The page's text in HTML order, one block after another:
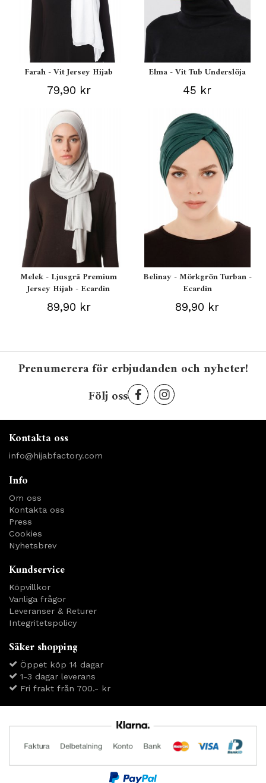
Farah - Vit Jersey Hijab
79,90 kr
Elma - Vit Tub Underslöja
45 kr
Melek - Ljusgrå Premium
Jersey Hijab - Ecardin
89,90 kr
Belinay - Mörkgrön Turban -
Ecardin
89,90 kr
Prenumerera för erbjudanden och nyheter!
Följ oss
Kontakta oss
info@hijabfactory.com
Info
Om oss
Kontakta oss
Press
Cookies
Nyhetsbrev
Kundservice
Köpvillkor
Vanliga frågor
Leveranser & Returer
Integritetspolicy
Säker shopping
Öppet köp 14 dagar
1-3 dagar leverans
Fri frakt från 700.- kr